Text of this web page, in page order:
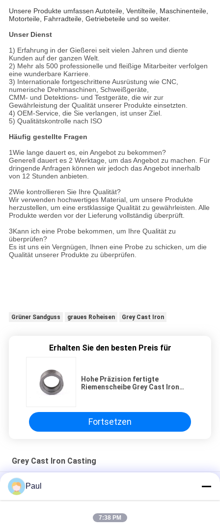
Unsere Produkte umfassen Autoteile, Ventilteile, Maschinenteile,
Motorteile, Fahrradteile, Getriebeteile und so weiter.
Unser Dienst
1) Erfahrung in der Gießerei seit vielen Jahren und diente
Kunden auf der ganzen Welt.
2) Mehr als 500 professionelle und fleißige Mitarbeiter verfolgen
eine wunderbare Karriere.
3) Internationale fortgeschrittene Ausrüstung wie CNC,
numerische Drehmaschinen, Schweißgeräte,
CMM- und Detektions- und Testgeräte, die wir zur
Gewährleistung der Qualität unserer Produkte einsetzten.
4) OEM-Service, die Sie verlangen, ist unser Ziel.
5) Qualitätskontrolle nach ISO
Häufig gestellte Fragen
1Wie lange dauert es, ein Angebot zu bekommen?
Generell dauert es 2 Werktage, um das Angebot zu machen. Für
dringende Anfragen können wir jedoch das Angebot innerhalb
von 12 Stunden anbieten.
2Wie kontrollieren Sie Ihre Qualität?
Wir verwenden hochwertiges Material, um unsere Produkte
herzustellen, um eine erstklassige Qualität zu gewährleisten. Alle
Produkte werden vor der Lieferung vollständig überprüft.
3Kann ich eine Probe bekommen, um Ihre Qualität zu
überprüfen?
Es ist uns ein Vergnügen, Ihnen eine Probe zu schicken, um die
Qualität unserer Produkte zu überprüfen.
Grüner Sandguss graues Roheisen Grey Cast Iron
Erhalten Sie den besten Preis für
Hohe Präzision fertigte
Riemenscheibe Grey Cast Iron
Fortsetzen
Grey Cast Iron Casting
DE-GJL-300 Grauguss Sandguss Motorgehäusedeckel
Teile für die Gießung von Maschinen aus Grauisen Sand
LKW-Anhänger-Federung-Chassis-Teile Blatt Vorder-
Paul
7:38 PM